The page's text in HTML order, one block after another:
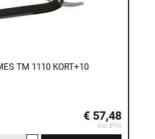
TM 1110 KORT+10
€ 57,48
Incl. BTW